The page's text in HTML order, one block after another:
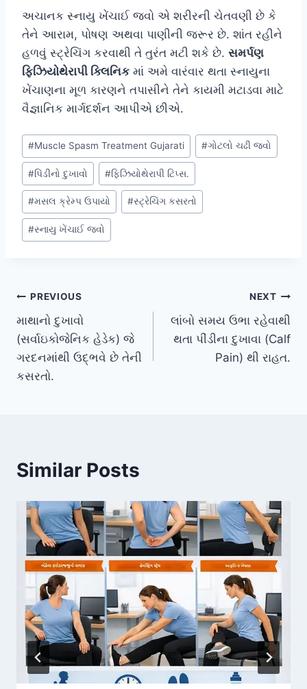
અચાનક સ્નાયુ ખેંચાઈ જવો એ શરીરની ચેતવણી છે કે
તેને આરામ, પોષણ અથવા પાણીની જરૂર છે. શાંત રહીને
હળવું સ્ટ્રેચિંગ કરવાથી તે તુરંત મટી શકે છે. સમર્પણ
ફિઝિયોથેરાપી ક્લિનિક માં અમે વારંવાર થતા સ્નાયુના
ખેંચાણના મૂળ કારણને તપાસીને તેને કાયમી મટાડવા માટે
વૈજ્ઞાનિક માર્ગદર્શન આપીએ છીએ.
Post
Tags:
#Muscle Spasm Treatment Gujarati #ગોટલો ચઢી જવો
#પિંડીનો દુખાવો #ફિઝિયોથેરાપી ટિપ્સ.
#મસલ ક્રેમ્પ ઉપાયો #સ્ટ્રેચિંગ કસરતો
#સ્નાયુ ખેંચાઈ જવો
Post
navigation
PREVIOUS
માથાનો દુખાવો
(સર્વાઇકોજેનિક હેડેક) જે
ગરદનમાંથી ઉદ્ભવે છે તેની
કસરતો.
NEXT
લાંબો સમય ઉભા રહેવાથી
થતા પીંડીના દુખાવા (Calf
Pain) થી રાહત.
Similar Posts